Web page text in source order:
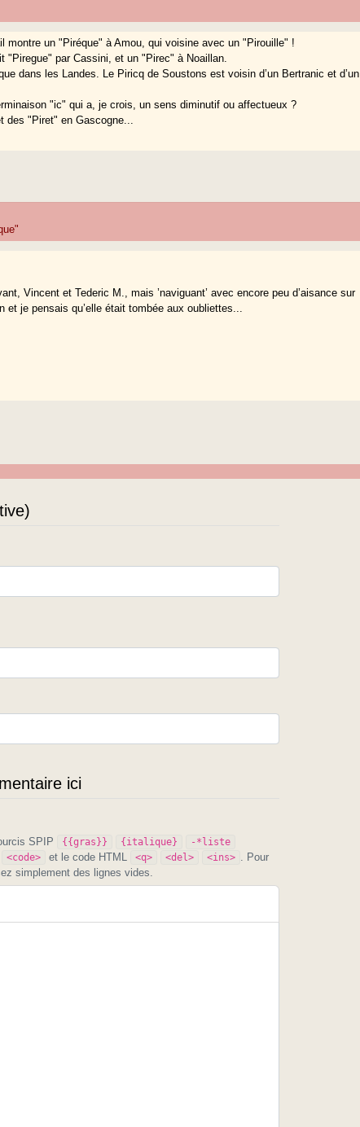
montre un "Piréque" à Amou, qui voisine avec un "Pirouille" !
"Piregue" par Cassini, et un "Pirec" à Noaillan.
dans les Landes. Le Piricq de Soustons est voisin d’un Bertranic et d’un
"ic" qui a, je crois, un sens diminutif ou affectueux ?
"Piret" en Gascogne...
Vincent et Tederic M., mais ’naviguant’ avec encore peu d’aisance sur
je pensais qu’elle était tombée aux oubliettes...
ici
SPIP
{{gras}} {italique}
-*liste
<code> et le code HTML <q> <del> <ins>
. Pour
simplement des lignes vides.